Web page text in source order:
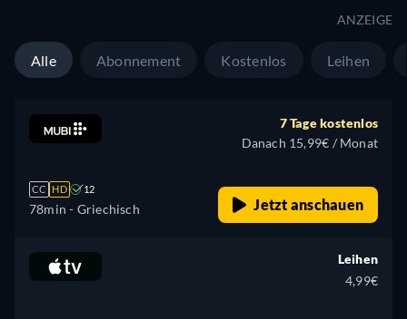
ANZEIGE
Alle Abonnement Kostenlos Leihen
CC HD 12
78min - Griechisch
7 Tage kostenlos
Danach 15,99€ / Monat
Jetzt anschauen
Leihen
4,99€